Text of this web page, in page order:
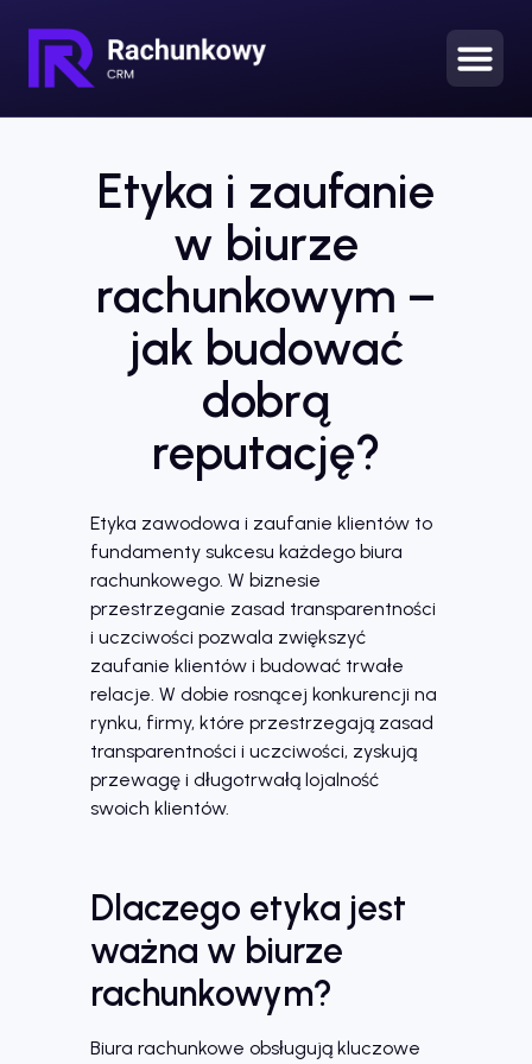
Etyka i zaufanie
w biurze
rachunkowym –
jak budować
dobrą
reputację?
Etyka zawodowa i zaufanie klientów to
fundamenty sukcesu każdego biura
rachunkowego. W biznesie
przestrzeganie zasad transparentności
i uczciwości pozwala zwiększyć
zaufanie klientów i budować trwałe
relacje. W dobie rosnącej konkurencji na
rynku, firmy, które przestrzegają zasad
transparentności i uczciwości, zyskują
przewagę i długotrwałą lojalność
swoich klientów.
Dlaczego etyka jest
ważna w biurze
rachunkowym?
Biura rachunkowe obsługują kluczowe